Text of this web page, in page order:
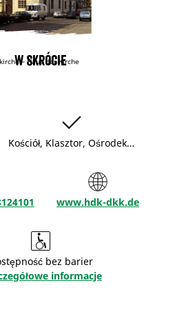
– Haus der Kirche
W skrócie
Kościół, Klasztor, Ośrodek…
www.hdk-dkk.de
bez barier
informacje